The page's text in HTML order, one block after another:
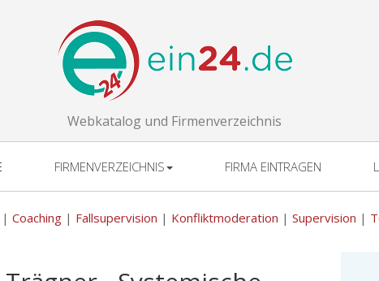
Webkatalog und Firmenverzeichnis
FIRMENVERZEICHNIS FIRMA EINTRAGEN
| Coaching | Fallsupervision | Konfliktmoderation | Supervision |